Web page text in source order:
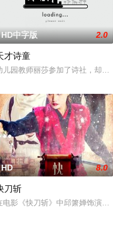
尽权力与资源去自保？以
饰）继承了王位，长久
退伍回到家乡，为追寻爱情与
HD中字版 2.0
才诗童
儿园教师丽莎参加了诗社，却
人进行斗争。
少女遗弃婴儿案却令凯特改变
有成，不仅是公司的董事长，
HD 8.0
刀斩
电影《快刀斩》中邱箫婵饰演柳